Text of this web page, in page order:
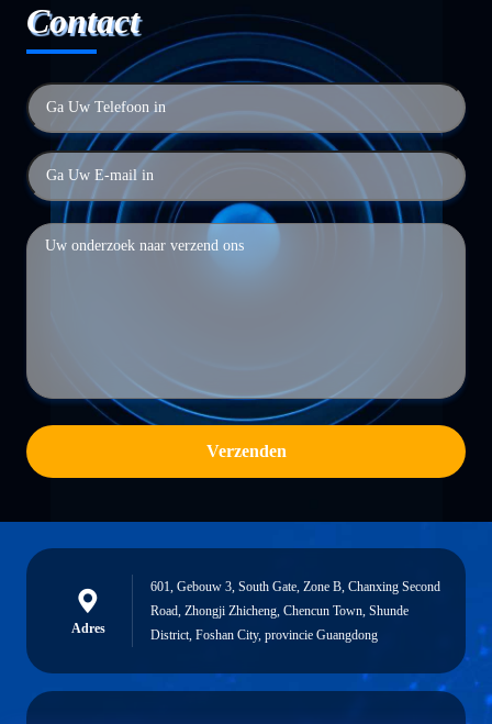
Contact
Verzenden
Adres
601, Gebouw 3, South Gate, Zone B, Chanxing Second
Road, Zhongji Zhicheng, Chencun Town, Shunde
District, Foshan City, provincie Guangdong